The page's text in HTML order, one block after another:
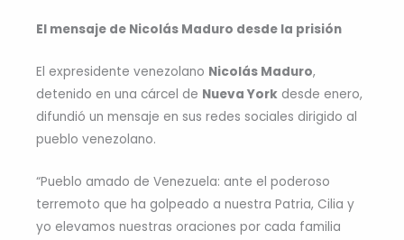
El mensaje de Nicolás Maduro desde la prisión
El expresidente venezolano Nicolás Maduro,
detenido en una cárcel de Nueva York desde enero,
difundió un mensaje en sus redes sociales dirigido al
pueblo venezolano.
“Pueblo amado de Venezuela: ante el poderoso
terremoto que ha golpeado a nuestra Patria, Cilia y
yo elevamos nuestras oraciones por cada familia